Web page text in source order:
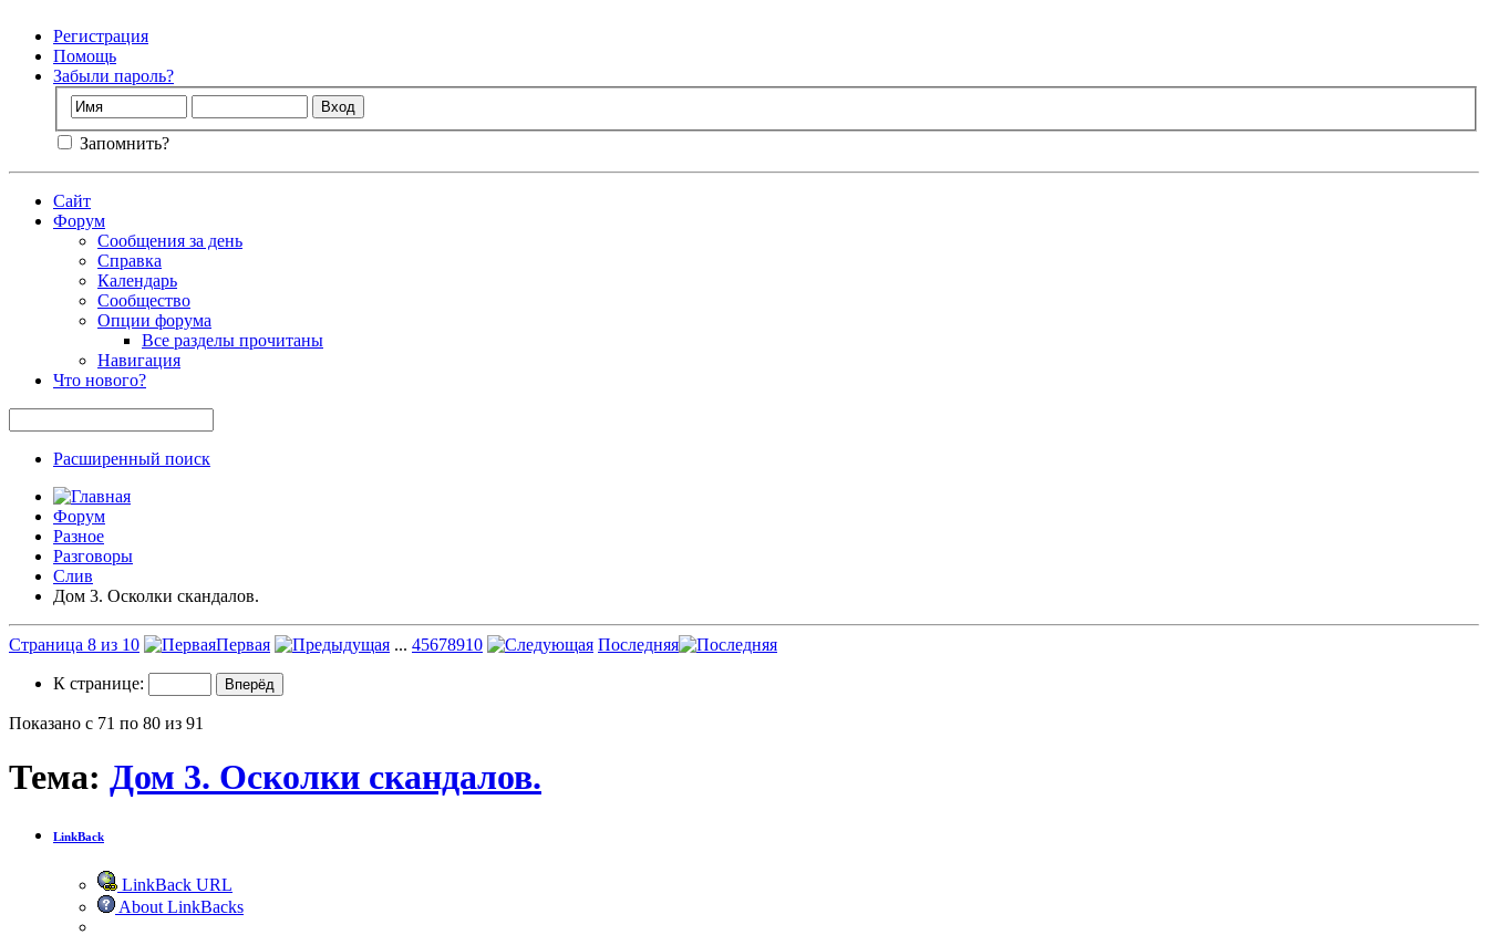
Регистрация
Помощь
Забыли пароль?
Запомнить?
Сайт
Форум
Сообщения за день
Справка
Календарь
Сообщество
Опции форума
Все разделы прочитаны
Навигация
Что нового?
Расширенный поиск
Форум
Разное
Разговоры
Слив
Дом 3. Осколки скандалов.
Страница 8 из 10 Первая ... 45678910 Последняя
К странице:
Показано с 71 по 80 из 91
Тема: Дом 3. Осколки скандалов.
LinkBack
LinkBack URL
About LinkBacks